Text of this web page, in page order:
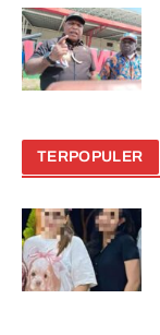
TERPOPULER